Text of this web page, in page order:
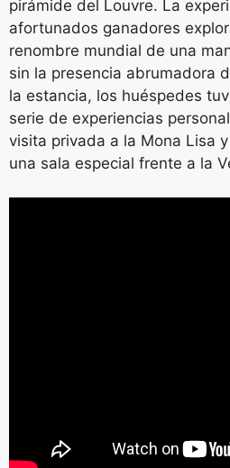
pirámide del Louvre. La
afortunados ganadores
renombre mundial de una
sin la presencia abrumadora
la estancia, los huéspedes
serie de experiencias
visita privada a la Mona Lisa
una sala especial frente a la